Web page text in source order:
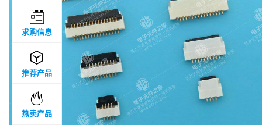

求购信息

推荐产品

热卖产品